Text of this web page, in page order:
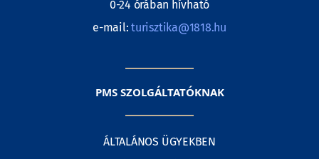
0-24 órában hívható
e-mail:turisztika@1818.hu
PMS SZOLGÁLTATÓKNAK
ÁLTALÁNOS ÜGYEKBEN